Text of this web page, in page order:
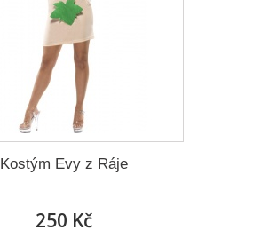
Kostým Evy z Ráje
250 Kč